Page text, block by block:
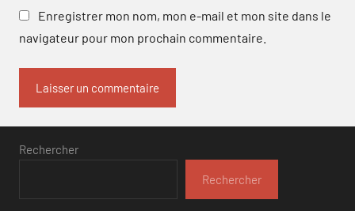
Enregistrer mon nom, mon e-mail et mon site dans le
navigateur pour mon prochain commentaire.
Rechercher
Rechercher